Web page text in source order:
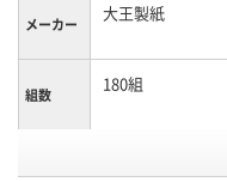
メーカー 大王製紙
組数 180組
ボックスティッ